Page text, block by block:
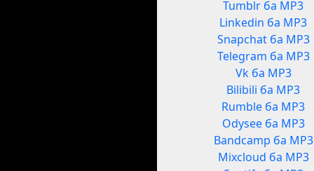
Tumblr ба MP3
Linkedin ба MP3
Snapchat ба MP3
Telegram ба MP3
Vk ба MP3
Bilibili ба MP3
Rumble ба MP3
Odysee ба MP3
Bandcamp ба MP3
Mixcloud ба MP3